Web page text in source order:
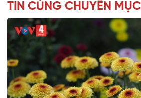
TIN CÙNG CHUYÊN MỤC